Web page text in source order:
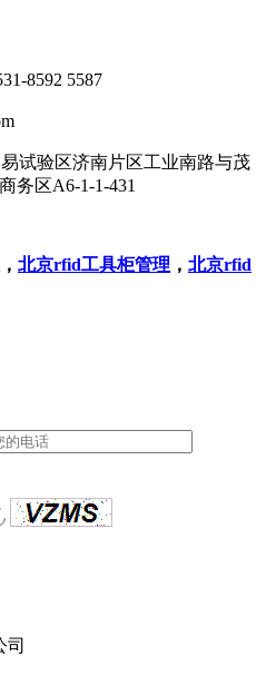
8592 5587
验区济南片区工业南路与茂
务区A6-1-1-431
， 北京rfid工具柜管理 ， 北京rfid
司